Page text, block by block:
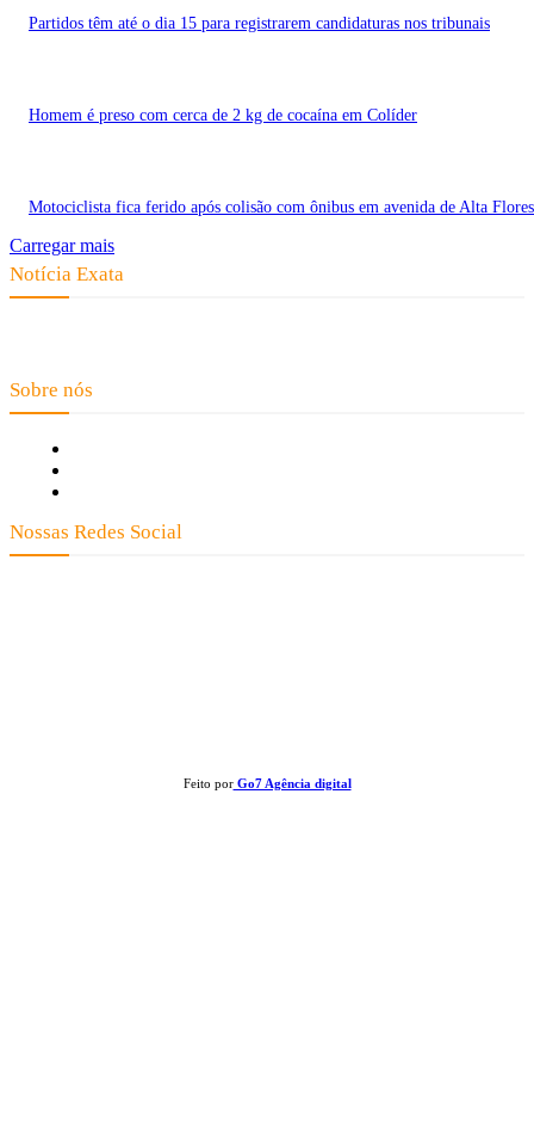
Partidos têm até o dia 15 para registrarem candidaturas nos tribunais
Homem é preso com cerca de 2 kg de cocaína em Colíder
Motociclista fica ferido após colisão com ônibus em avenida de Alta
Carregar mais
Notícia Exata
Sobre nós
Nossas Redes Social
Feito porGo7 Agência digital